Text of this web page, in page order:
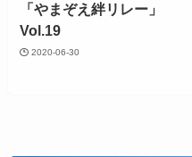
「やまぞえ絆リレー」
Vol.19
2020-06-30